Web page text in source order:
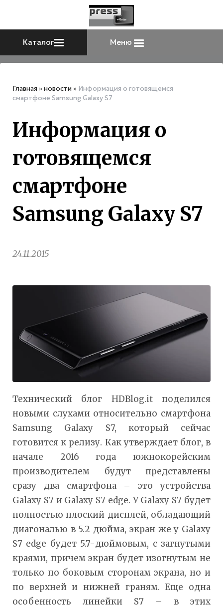
Каталог Меню
Главная »новости » Информация о готовящемся
смартфоне Samsung Galaxy S7
Информация о
готовящемся
смартфоне
Samsung Galaxy S7
24.11.2015
Технический блог HDBlog.it поделился
новыми слухами относительно смартфона
Samsung Galaxy S7, который сейчас
готовится к релизу. Как утверждает блог, в
начале 2016 года южнокорейским
производителем будут представлены
сразу два смартфона – это устройства
Galaxy S7 и Galaxy S7 edge. У Galaxy S7 будет
полностью плоский дисплей, обладающий
диагональю в 5.2 дюйма, экран же у Galaxy
S7 edge будет 5.7-дюймовым, с загнутыми
краями, причем экран будет изогнутым не
только по боковым сторонам экрана, но и
по верхней и нижней граням. Еще одна
особенность линейки S7 – в этих